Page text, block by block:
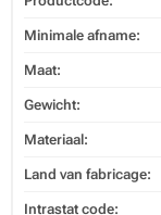
Minimale afname:
Maat:
Gewicht:
Materiaal:
Land van fabricage:
Intrastat code: